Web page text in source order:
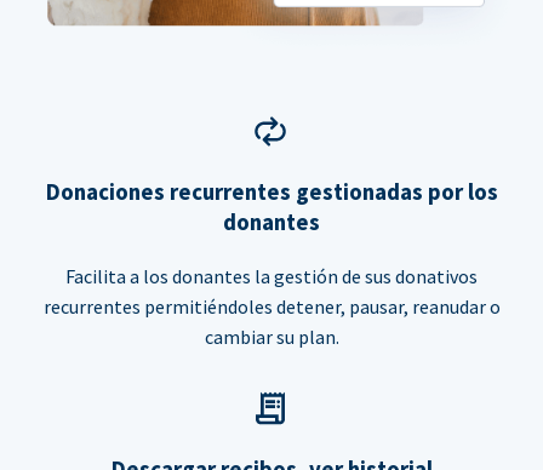
Donaciones recurrentes gestionadas por los
donantes
Facilita a los donantes la gestión de sus donativos
recurrentes permitiéndoles detener, pausar, reanudar o
cambiar su plan.